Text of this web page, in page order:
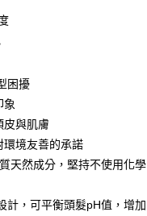
」的支付方式。 讓您購物簡單
需儲值。
。
，將跳轉至「AFTEE先享後
後，即可完成結帳。
免運費
困擾
象
皮與肌膚
環境友善的承諾
天然成分，堅持不使用化學
計，可平衡頭髮pH值，增加